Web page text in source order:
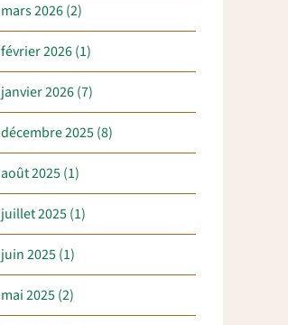
mars 2026 (2)
février 2026 (1)
janvier 2026 (7)
décembre 2025 (8)
août 2025 (1)
juillet 2025 (1)
juin 2025 (1)
mai 2025 (2)